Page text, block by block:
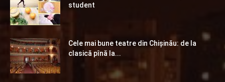
student
Cele mai bune teatre din Chişinău: de la
clasică pînă la...